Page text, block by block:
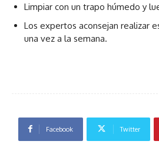
Limpiar con un trapo húmedo y
Los expertos aconsejan realizar
una vez a la semana.
Facebook Twitter